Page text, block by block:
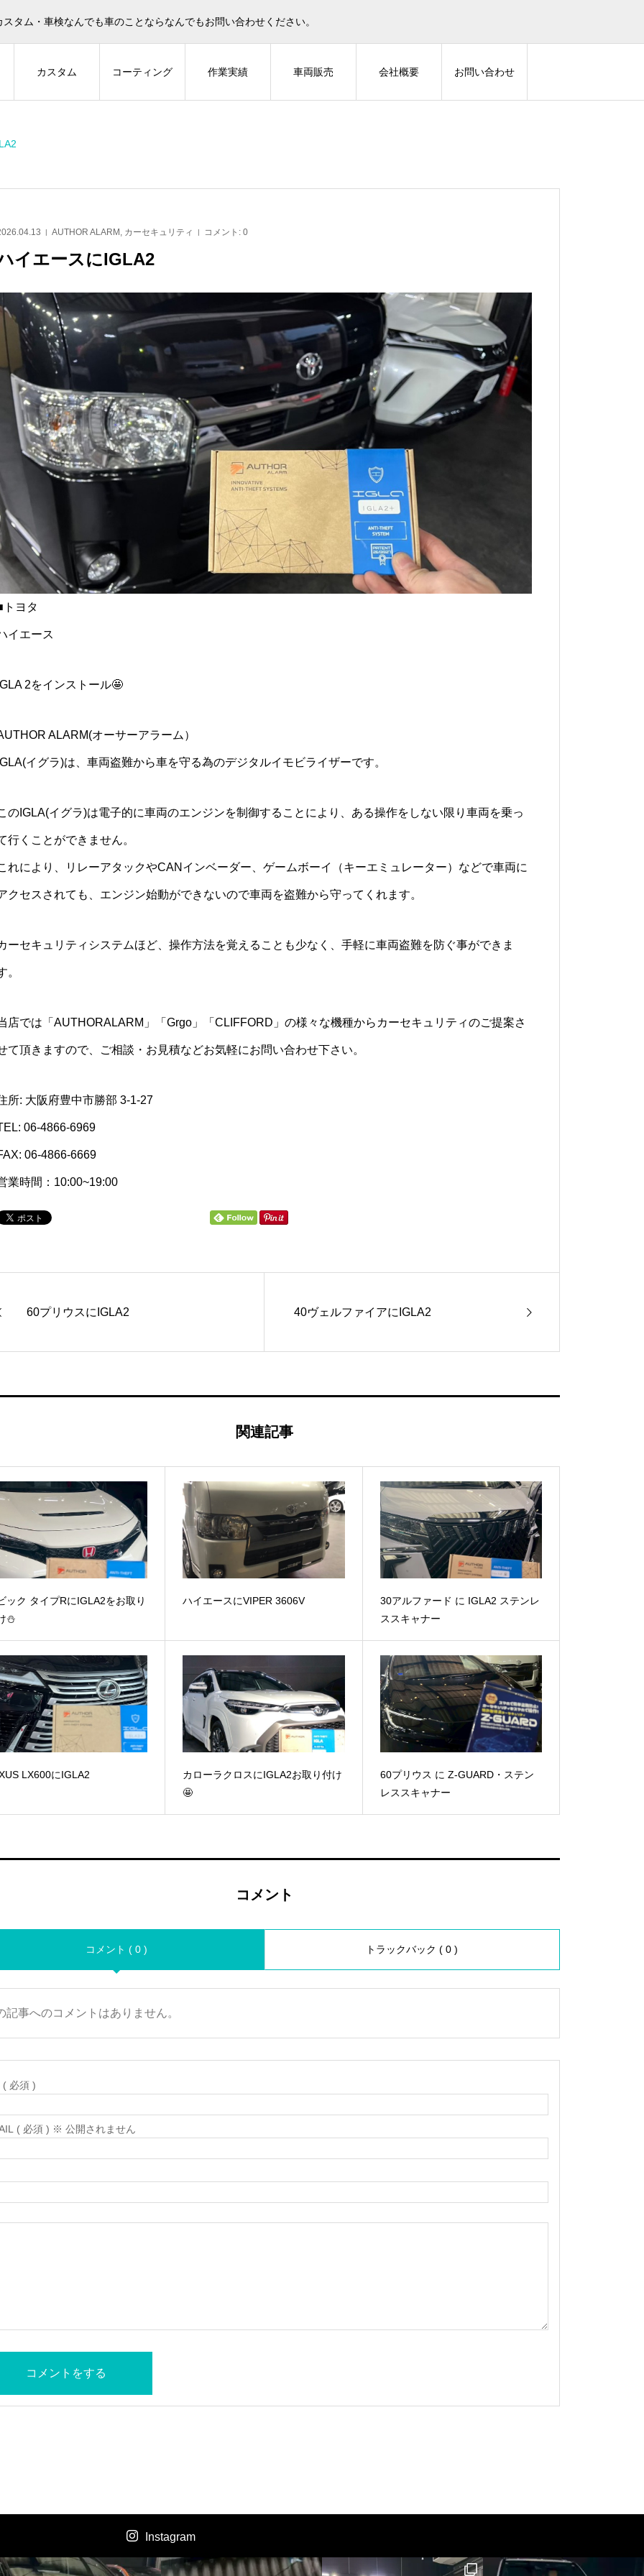
タム・車検なんでも車のことならなんでもお問い合わせください。
カスタム コーティング 作業実績 車両販売 会社概要 お問い合わせ
AUTHOR ALARM , カーセキュリティ コメント: 0
イエースにIGLA2
トヨタ
イエース
2をインストール🤩
ALARM(オーサーアラーム）
イグラ)は、車両盗難から車を守る為のデジタルイモビライザーです。
のIGLA(イグラ)は電子的に車両のエンジンを制御することにより、ある操作をしない限り車両を乗っ
行くことができません。
れにより、リレーアタックやCANインベーダー、ゲームボーイ（キーエミュレーター）などで車両に
クセスされても、エンジン始動ができないので車両を盗難から守ってくれます。
ーセキュリティシステムほど、操作方法を覚えることも少なく、手軽に車両盗難を防ぐ事ができま
。
店では「AUTHORALARM」「Grgo」「CLIFFORD」の様々な機種からカーセキュリティのご提案さ
て頂きますので、ご相談・お見積などお気軽にお問い合わせ下さい。
所: 大阪府豊中市勝部 3-1-27
06-4866-6969
06-4866-6669
業時間：10:00~19:00
60プリウスにIGLA2 40ヴェルファイアにIGLA2
関連記事
ック タイプRにIGLA2をお取り
⛄
ハイエースにVIPER 3606V
30アルファード に IGLA2 ステンレ
ススキャナー
LX600にIGLA2
カローラクロスにIGLA2お取り付け
🤩
60プリウス に Z-GUARD・ステン
レススキャナー
コメント
コメント ( 0 ) トラックバック ( 0 )
記事へのコメントはありません。
( 必須 )
( 必須 ) ※ 公開されません
スピ LEXUS NXにZ-GUARD🐬
レクサスNXにIGLA2お取り付け
ハイエース 新車カスタム セキュ
リティー・ナビゲーションなど
Instagram